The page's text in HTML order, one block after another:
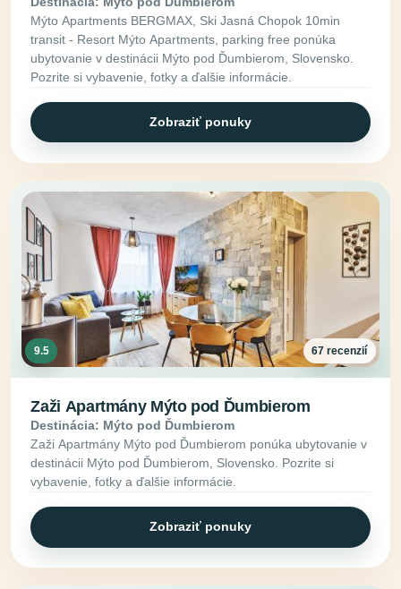
Mýto Apartments BERGMAX, Ski Jasná Chopok 10min
transit - Resort Mýto Apartments, parking free ponúka
ubytovanie v destinácii Mýto pod Ďumbierom, Slovensko.
Pozrite si vybavenie, fotky a ďalšie informácie.
Zobraziť ponuky
9.5 67 recenzií
Zaži Apartmány Mýto pod Ďumbierom
Destinácia: Mýto pod Ďumbierom
Zaži Apartmány Mýto pod Ďumbierom ponúka ubytovanie v
destinácii Mýto pod Ďumbierom, Slovensko. Pozrite si
vybavenie, fotky a ďalšie informácie.
Zobraziť ponuky